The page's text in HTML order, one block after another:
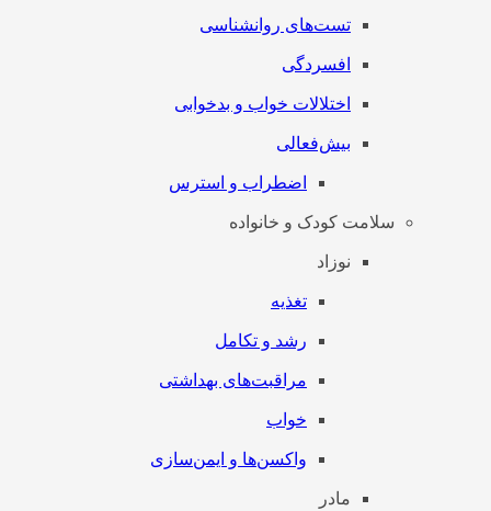
تست‌های روانشناسی
افسردگی
اختلالات خواب و بدخوابی
بیش‌فعالی
اضطراب و استرس
سلامت کودک و خانواده
نوزاد
تغذیه
رشد و تکامل
مراقبت‌های بهداشتی
خواب
واکسن‌ها و ایمن‌سازی
مادر